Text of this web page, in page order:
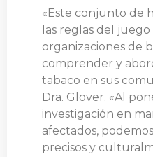
«Este conjunto de
las reglas del juego
organizaciones de
comprender y
tabaco en sus
Dra. Glover. «Al
investigación en
afectados,
precisos y